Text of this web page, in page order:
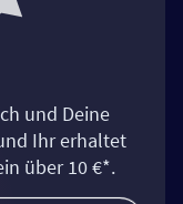
und Deine
Ihr erhaltet
über 10 €*.